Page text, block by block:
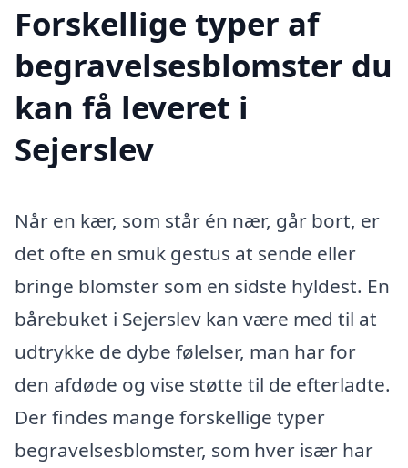
Forskellige typer af
begravelsesblomster du
kan få leveret i
Sejerslev
Når en kær, som står én nær, går bort, er
det ofte en smuk gestus at sende eller
bringe blomster som en sidste hyldest. En
bårebuket i Sejerslev kan være med til at
udtrykke de dybe følelser, man har for
den afdøde og vise støtte til de efterladte.
Der findes mange forskellige typer
begravelsesblomster, som hver især har